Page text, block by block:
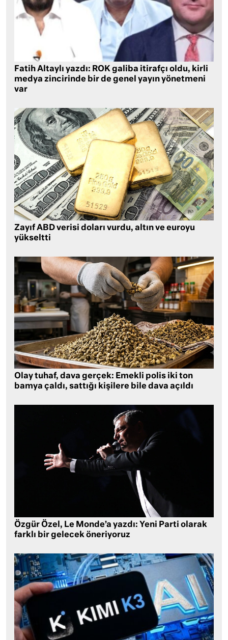
Fatih Altaylı yazdı: ROK galiba itirafçı oldu, kirli
medya zincirinde bir de genel yayın yönetmeni
var
Zayıf ABD verisi doları vurdu, altın ve euroyu
yükseltti
Olay tuhaf, dava gerçek: Emekli polis iki ton
bamya çaldı, sattığı kişilere bile dava açıldı
Özgür Özel, Le Monde’a yazdı: Yeni Parti olarak
farklı bir gelecek öneriyoruz